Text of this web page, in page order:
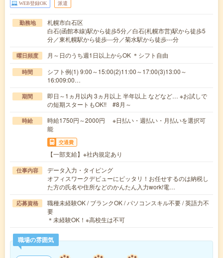
WEB登録OK 派遣
勤務地
札幌市白石区
白石(函館本線)駅から徒歩5分／白石(札幌市営)駅から徒歩5
分／東札幌駅から徒歩---分／菊水駅から徒歩---分
曜日頻度 月～日のうち週1日以上からOK ＊シフト自由
時間
シフト例(1) 9:00～15:00(2)11:00～17:00(3)13:00～
16:009:00…
期間
即日～1ヵ月以内 3ヵ月以上 半年以上 などなど… ※お試しで
の短期スタートもOK!! #8月～
時給
時給1750円～2000円 ※日払い・週払い・月払いを選択可
能
交通費
【一部支給】※社内規定あり
仕事内容
データ入力・タイピング
オフィスワークデビューにピッタリ！お任せするのは納税し
た方の氏名や住所などのかんたん入力work!電…
応募資格
職種未経験OK / ブランクOK / パソコンスキル不要 / 英語力不
要
＊未経験OK！※高校生は不可
職場の雰囲気